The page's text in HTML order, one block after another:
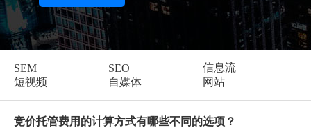
SEM SEO
信息流
短视频
自媒体 网站
竞价托管费用的计算方式有哪些不同的选项？